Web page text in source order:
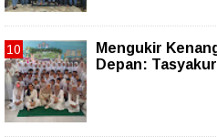
Mengukir
Depan: